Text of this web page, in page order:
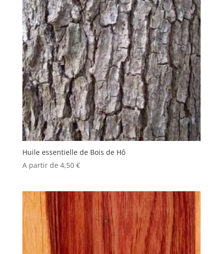
Huile essentielle de Bois de Hô
A partir de 4,50 €